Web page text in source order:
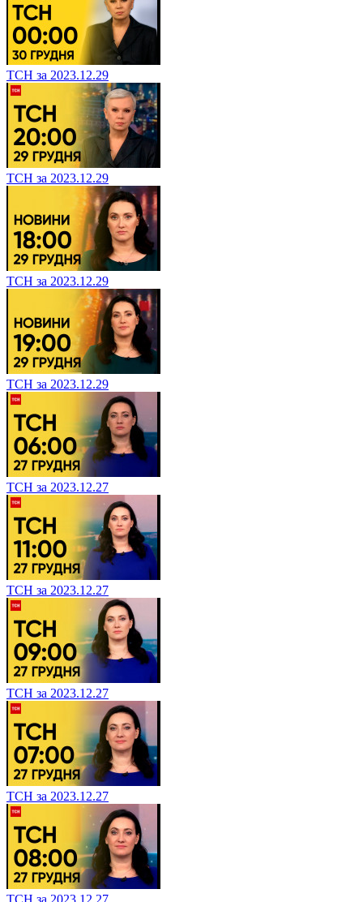
ТСН за 2023.12.29
ТСН за 2023.12.29
ТСН за 2023.12.29
ТСН за 2023.12.29
ТСН за 2023.12.27
ТСН за 2023.12.27
ТСН за 2023.12.27
ТСН за 2023.12.27
ТСН за 2023.12.27